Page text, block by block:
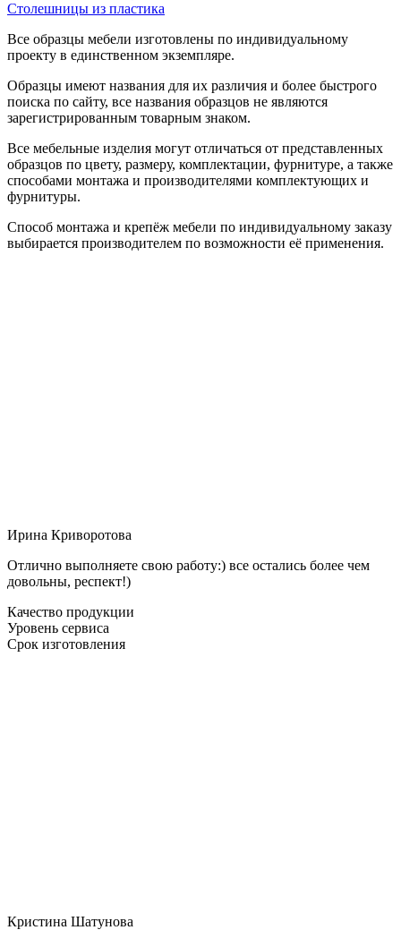
Столешницы из пластика
Все образцы мебели изготовлены по индивидуальному
проекту в единственном экземпляре.
Образцы имеют названия для их различия и более быстрого
поиска по сайту, все названия образцов не являются
зарегистрированным товарным знаком.
Все мебельные изделия могут отличаться от представленных
образцов по цвету, размеру, комплектации, фурнитуре, а также
способами монтажа и производителями комплектующих и
фурнитуры.
Способ монтажа и крепёж мебели по индивидуальному заказу
выбирается производителем по возможности её применения.
Ирина Криворотова
Отлично выполняете свою работу:) все остались более чем
довольны, респект!)
Качество продукции
Уровень сервиса
Срок изготовления
Кристина Шатунова